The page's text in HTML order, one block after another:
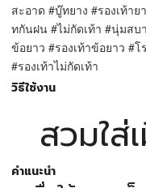
สะอาด #บู๊ทยาง #รองเท้า
ทกันฝน #ไม่กัดเท้า #นุ่มสบ
ข้อยาว #รองเท้าข้อยาว #โ
#รองเท้าไม่กัดเท้า
วิธีใช้งาน
สวมใส่
คำแนะนำ